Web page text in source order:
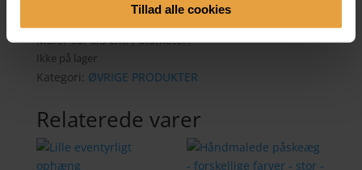
Tillad alle cookies
Produktionstid op til 14 dage på ophængene.
Måler ca. 6,5 cm. i diameter.
Ikke på lager
Kategori: ØVRIGE PRODUKTER
Relaterede varer